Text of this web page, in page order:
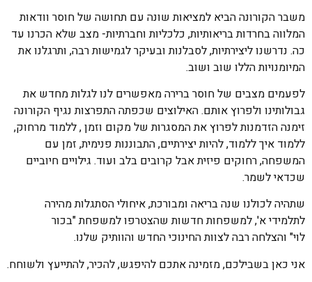
משבר הקורונה הביא למציאות שונה עם תחושה של חוסר וודאות
המלווה בחרדות בריאותיות, כלכליות וחברתיות- מצב שלא הכרנו עד
כה. נדרשנו ליצירתיות, לסבלנות ובעיקר לגמישות רבה, ותרגלנו את
המיומנויות הללו שוב ושוב.
לפעמים מצבים של חוסר ברירה מאפשרים לנו לגלות מחדש את
גבולותינו ולפרוץ אותם. האילוצים שכפתה התפרצות נגיף הקורונה
זימנה הזדמנות לפרוץ את המסגרות של מקום וזמן , ללמוד מרחוק,
ללמוד איך ללמוד, להיות יצירתיים, התבוננות פנימית, זמן עם
המשפחה, רחוקים פיזית אבל קרובים בלב ועוד. גילויים חיוביים
שכדאי לשמר.
שתהיה לכולנו שנה בריאה ומבורכת, איחולי הסתגלות מהירה
לתלמידי א', למשפחות חדשות שהצטרפו למשפחת "בכור
לוי" והצלחה רבה לצוות החינוכי החדש והוותיק שלנו.
אני כאן בשבילכם, מזמינה אתכם להיפגש, להכיר, להתייעץ ולשוחח.